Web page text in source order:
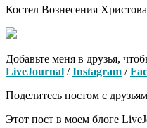
Костел Вознесения
Добавьте меня в друзья,
LiveJournal /Instagram /
Поделитесь постом с
Этот пост в моем блоге